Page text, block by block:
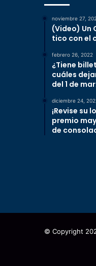
noviembre 27,
(Video) Un
tico con el
febrero 26, 2022
¿Tiene
cuáles
del 1 de
diciembre 24,
¡Revise su
premio
de
© Copyright